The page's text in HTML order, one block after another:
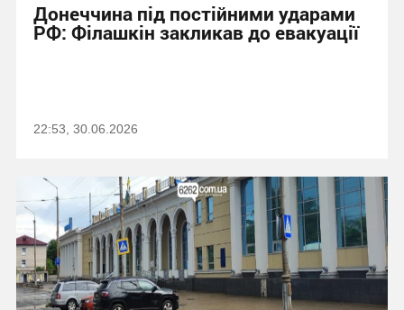
Донеччина під постійними ударами
РФ: Філашкін закликав до евакуації
22:53, 30.06.2026